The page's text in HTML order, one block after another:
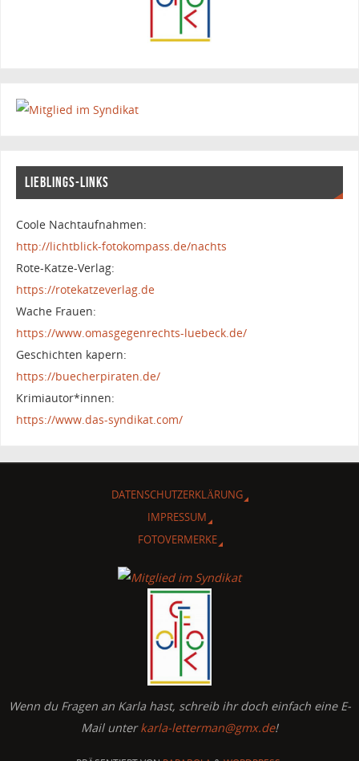
LIEBLINGS-LINKS
Coole Nachtaufnahmen:
http://lichtblick-fotokompass.de/nachts
Rote-Katze-Verlag:
https://rotekatzeverlag.de
Wache Frauen:
https://www.omasgegenrechts-luebeck.de/
Geschichten kapern:
https://buecherpiraten.de/
Krimiautor*innen:
https://www.das-syndikat.com/
DATENSCHUTZERKLÄRUNG
IMPRESSUM
FOTOVERMERKE
Wenn du Fragen an Karla hast, schreib ihr doch einfach eine E-
Mail unterkarla-letterman@gmx.de!